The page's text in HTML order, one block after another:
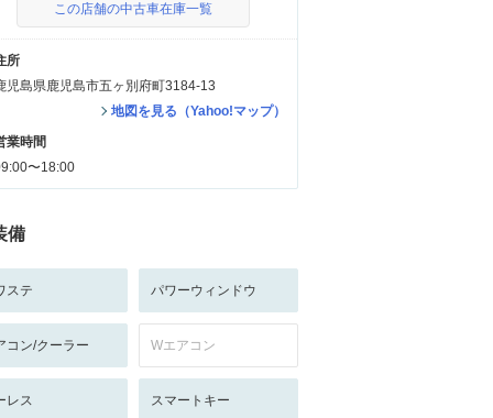
この店舗の中古車在庫一覧
所
児島県鹿児島市五ヶ別府町3184-13
地図を見る（Yahoo!マップ）
業時間
〜18:00
備
ステ パワーウィンドウ
コン/クーラー Wエアコン
レス スマートキー